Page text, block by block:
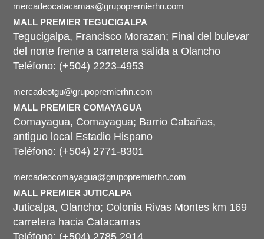
¿Fin de semana ocupado? La
ruta definitiva para resolver tu
¿Te ha pasado que llega el sábado y sientes
que tienes mil mandados en puntas
opuestas de la ciudad?...
mercadeocatacamas@grupopremierhn.com
MALL PREMIER TEGUCIGALPA
Tegucigalpa, Francisco Morazan; Final del bulevar
del norte frente a carretera salida a Olancho
Teléfono: (+504) 2223-4953
mercadeotgu@grupopremierhn.com
MALL PREMIER COMAYAGUA
Comayagua, Comayagua; Barrio Cabañas,
antiguo local Estadio Hispano
Teléfono: (+504) 2771-8301
mercadeocomayagua@grupopremierhn.com
MALL PREMIER JUTICALPA
Juticalpa, Olancho; Colonia Rivas Montes km 169
carretera hacia Catacamas